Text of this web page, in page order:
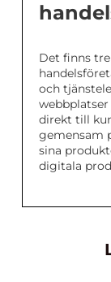
Det finns
och
direkt till
gemensam
sina
digitala